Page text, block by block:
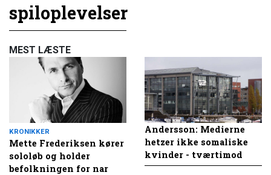
spiloplevelser
MEST LÆSTE
KRONIKKER
Mette Frederiksen kører
sololøb og holder
befolkningen for nar
Andersson: Medierne
hetzer ikke somaliske
kvinder - tværtimod